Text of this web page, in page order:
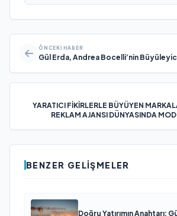
ÖNCEKI HABER
Gül Erda, Andrea Bocelli’nin
YARATICI FİKİRLERLE BÜYÜYEN
REKLAM AJANSI DÜNYASINDA
BENZER GELIŞMELER
Doğru Yatırımın Anahtarı: